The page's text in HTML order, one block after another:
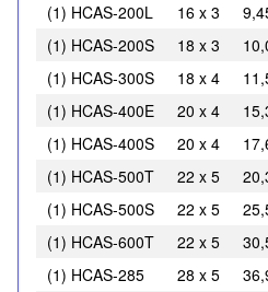
(1) HCAS-200L
16 x 3
(1) HCAS-200S
18 x 3
(1) HCAS-300S
18 x 4
(1) HCAS-400E
20 x 4
(1) HCAS-400S
20 x 4
(1) HCAS-500T
22 x 5
(1) HCAS-500S
22 x 5
(1) HCAS-600T
22 x 5
(1) HCAS-285
28 x 5